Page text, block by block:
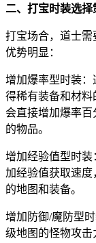
二、打宝时装选择
打宝场合，道士
优势明显：
增加爆率型时装
得稀有装备和材
会直接增加爆率
的物品。
增加经验值型时
加经验值获取速
的地图和装备。
增加防御/魔防型
级地图的怪物攻